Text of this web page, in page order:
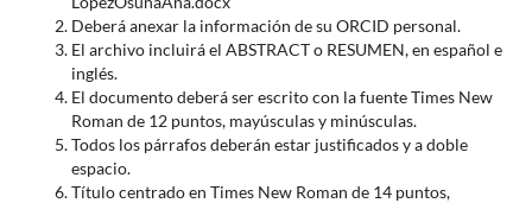
Deberá anexar la información de su ORCID personal.
El archivo incluirá el ABSTRACT o RESUMEN, en español e
inglés.
El documento deberá ser escrito con la fuente Times New
Roman de 12 puntos, mayúsculas y minúsculas.
Todos los párrafos deberán estar justificados y a doble
espacio.
Título centrado en Times New Roman de 14 puntos,